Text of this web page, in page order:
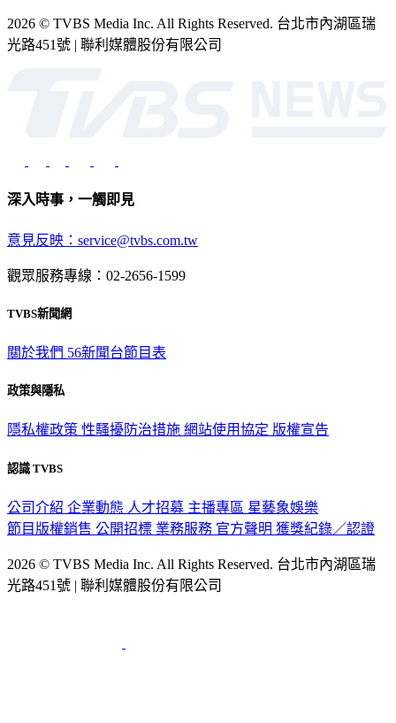
2026 © TVBS Media Inc. All Rights Reserved. 台北市內湖區瑞
光路451號 | 聯利媒體股份有限公司
深入時事，一觸即見
意見反映：service@tvbs.com.tw
觀眾服務專線：02-2656-1599
TVBS新聞網
關於我們 56新聞台節目表
政策與隱私
隱私權政策 性騷擾防治措施 網站使用協定 版權宣告
認識 TVBS
公司介紹 企業動態 人才招募 主播專區 星藝象娛樂
節目版權銷售 公開招標 業務服務 官方聲明 獲獎紀錄／認證
2026 © TVBS Media Inc. All Rights Reserved. 台北市內湖區瑞
光路451號 | 聯利媒體股份有限公司